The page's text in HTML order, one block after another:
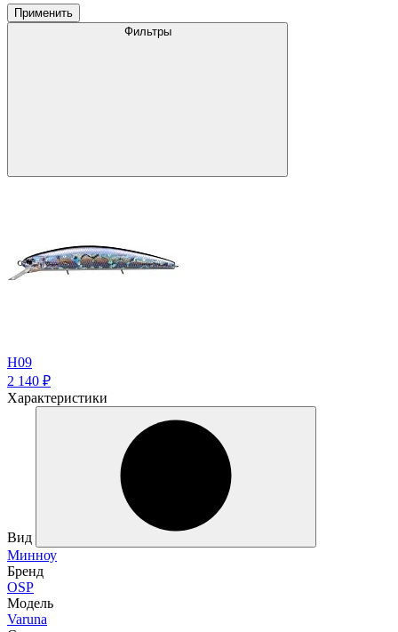
Применить
Фильтры
H09
2 140 ₽
Характеристики
Вид
Минноу
Бренд
OSP
Модель
Varuna